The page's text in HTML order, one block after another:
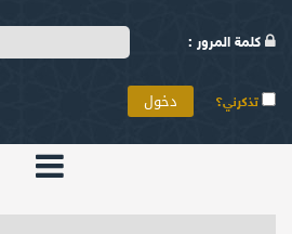
كلمة المرور :
تذكرني؟